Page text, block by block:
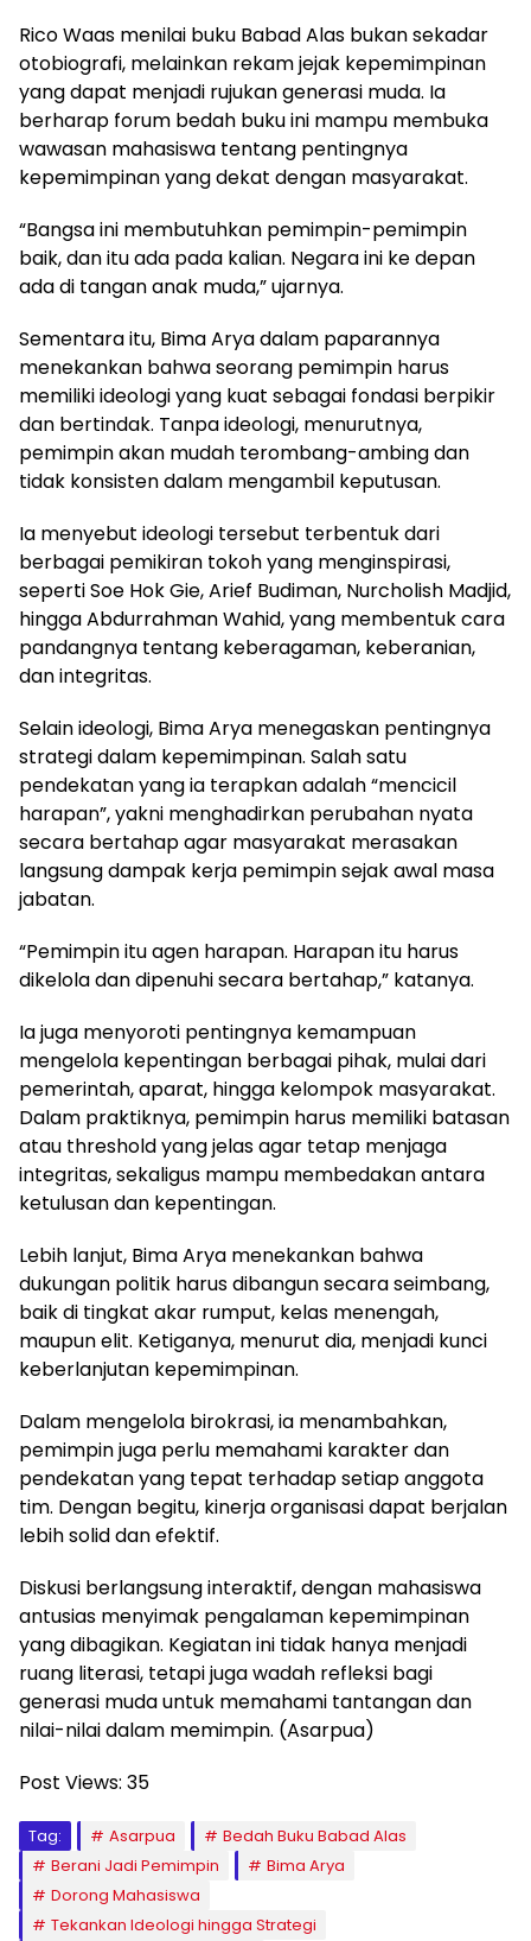
Rico Waas menilai buku Babad Alas bukan sekadar
otobiografi, melainkan rekam jejak kepemimpinan
yang dapat menjadi rujukan generasi muda. Ia
berharap forum bedah buku ini mampu membuka
wawasan mahasiswa tentang pentingnya
kepemimpinan yang dekat dengan masyarakat.
“Bangsa ini membutuhkan pemimpin-pemimpin
baik, dan itu ada pada kalian. Negara ini ke depan
ada di tangan anak muda,” ujarnya.
Sementara itu, Bima Arya dalam paparannya
menekankan bahwa seorang pemimpin harus
memiliki ideologi yang kuat sebagai fondasi berpikir
dan bertindak. Tanpa ideologi, menurutnya,
pemimpin akan mudah terombang-ambing dan
tidak konsisten dalam mengambil keputusan.
Ia menyebut ideologi tersebut terbentuk dari
berbagai pemikiran tokoh yang menginspirasi,
seperti Soe Hok Gie, Arief Budiman, Nurcholish Madjid,
hingga Abdurrahman Wahid, yang membentuk cara
pandangnya tentang keberagaman, keberanian,
dan integritas.
Selain ideologi, Bima Arya menegaskan pentingnya
strategi dalam kepemimpinan. Salah satu
pendekatan yang ia terapkan adalah “mencicil
harapan”, yakni menghadirkan perubahan nyata
secara bertahap agar masyarakat merasakan
langsung dampak kerja pemimpin sejak awal masa
jabatan.
“Pemimpin itu agen harapan. Harapan itu harus
dikelola dan dipenuhi secara bertahap,” katanya.
Ia juga menyoroti pentingnya kemampuan
mengelola kepentingan berbagai pihak, mulai dari
pemerintah, aparat, hingga kelompok masyarakat.
Dalam praktiknya, pemimpin harus memiliki batasan
atau threshold yang jelas agar tetap menjaga
integritas, sekaligus mampu membedakan antara
ketulusan dan kepentingan.
Lebih lanjut, Bima Arya menekankan bahwa
dukungan politik harus dibangun secara seimbang,
baik di tingkat akar rumput, kelas menengah,
maupun elit. Ketiganya, menurut dia, menjadi kunci
keberlanjutan kepemimpinan.
Dalam mengelola birokrasi, ia menambahkan,
pemimpin juga perlu memahami karakter dan
pendekatan yang tepat terhadap setiap anggota
tim. Dengan begitu, kinerja organisasi dapat berjalan
lebih solid dan efektif.
Diskusi berlangsung interaktif, dengan mahasiswa
antusias menyimak pengalaman kepemimpinan
yang dibagikan. Kegiatan ini tidak hanya menjadi
ruang literasi, tetapi juga wadah refleksi bagi
generasi muda untuk memahami tantangan dan
nilai-nilai dalam memimpin. (Asarpua)
Post Views: 35
Tag: Asarpua
Bedah Buku Babad Alas
Berani Jadi Pemimpin
Bima Arya
Dorong Mahasiswa
Tekankan Ideologi hingga Strategi